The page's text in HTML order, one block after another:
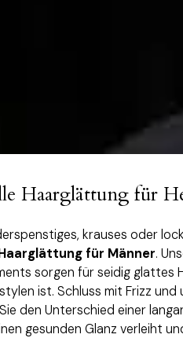
Haarglättung für
krauses oder
für Männer.
sorgen für seidig glattes
ist. Schluss mit Frizz
den Unterschied einer
gesunden Glanz verleiht